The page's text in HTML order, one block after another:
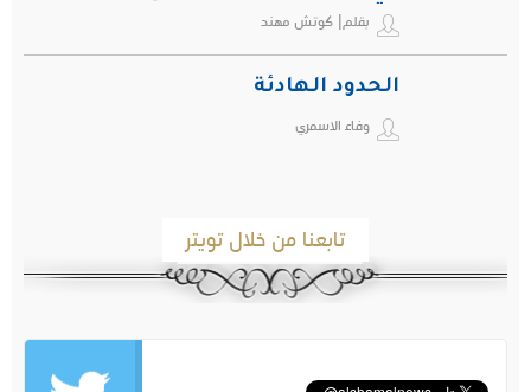
بقلم| كوتش مهند
الحدود الهادئة
وفاء الاسمري
تابعنا من خلال تويتر